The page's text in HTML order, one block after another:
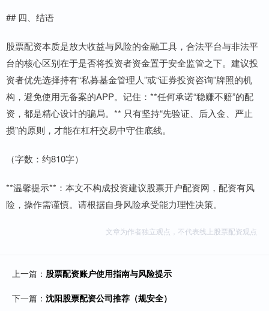
## 四、结语
股票配资本质是放大收益与风险的金融工具，合法平台与非法平
台的核心区别在于是否将投资者资金置于安全监管之下。建议投
资者优先选择持有“私募基金管理人”或“证券投资咨询”牌照的机
构，避免使用无备案的APP。记住：**任何承诺“稳赚不赔”的配
资，都是精心设计的骗局。** 只有坚持“先验证、后入金、严止
损”的原则，才能在杠杆交易中守住底线。
（字数：约810字）
**温馨提示**：本文不构成投资建议股票开户配资网，配资有风
险，操作需谨慎。请根据自身风险承受能力理性决策。
文章为作者独立观点，不代表线上股票配资观点
上一篇： 股票配资账户使用指南与风险提示
下一篇： 沈阳股票配资公司推荐（规安全）